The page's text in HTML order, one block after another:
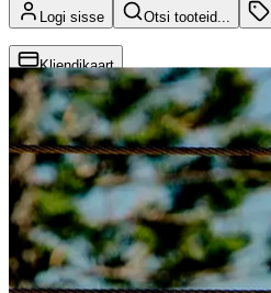
Logi sisse Otsi tooteid...
Kliendikaart